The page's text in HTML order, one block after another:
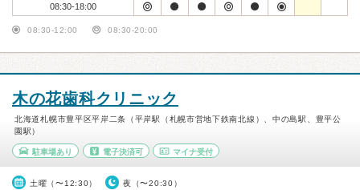
08:30-18:00
08:30-12:00 08:30-20:00
木の花歯科クリニック
北海道札幌市豊平区平岸二条（平岸駅（札幌市営地下鉄南北線）、中の島駅、豊平公
園駅）
駐車場あり 電子決済可 マイナ受付
土曜（〜12:30） 夜（〜20:30）